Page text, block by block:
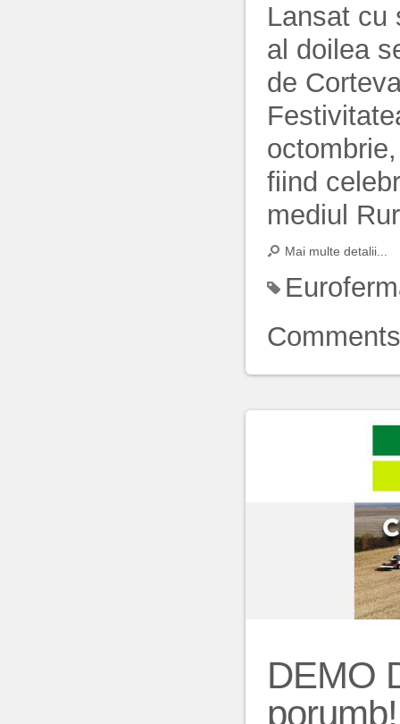
Lansat cu
al doilea
de
fiind
mediul
Mai multe detalii...
Comments
DEMO
porumb!